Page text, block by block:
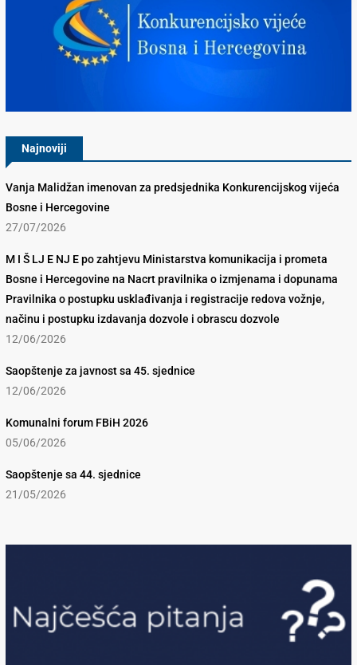
Najnoviji
Vanja Malidžan imenovan za predsjednika Konkurencijskog vijeća
Bosne i Hercegovine
27/07/2026
M I Š LJ E NJ E po zahtjevu Ministarstva komunikacija i prometa
Bosne i Hercegovine na Nacrt pravilnika o izmjenama i dopunama
Pravilnika o postupku usklađivanja i registracije redova vožnje,
načinu i postupku izdavanja dozvole i obrascu dozvole
12/06/2026
Saopštenje za javnost sa 45. sjednice
12/06/2026
Komunalni forum FBiH 2026
05/06/2026
Saopštenje sa 44. sjednice
21/05/2026